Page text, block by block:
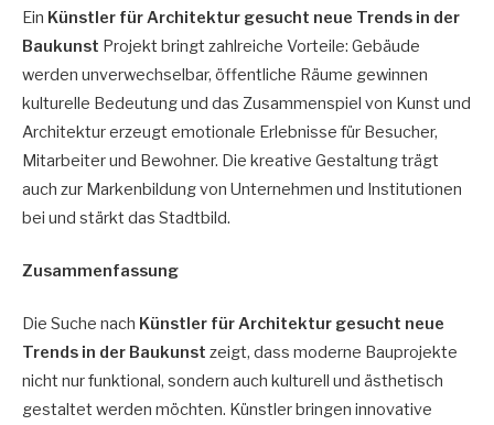
Ein Künstler für Architektur gesucht neue Trends in der
Baukunst Projekt bringt zahlreiche Vorteile: Gebäude
werden unverwechselbar, öffentliche Räume gewinnen
kulturelle Bedeutung und das Zusammenspiel von Kunst und
Architektur erzeugt emotionale Erlebnisse für Besucher,
Mitarbeiter und Bewohner. Die kreative Gestaltung trägt
auch zur Markenbildung von Unternehmen und Institutionen
bei und stärkt das Stadtbild.
Zusammenfassung
Die Suche nach Künstler für Architektur gesucht neue
Trends in der Baukunst zeigt, dass moderne Bauprojekte
nicht nur funktional, sondern auch kulturell und ästhetisch
gestaltet werden möchten. Künstler bringen innovative